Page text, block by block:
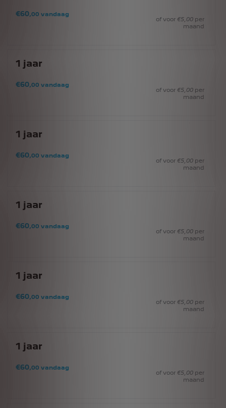
€60,00 vandaag
of voor €5,00 per
maand
1 jaar
€60,00 vandaag
of voor €5,00 per
maand
1 jaar
€60,00 vandaag
of voor €5,00 per
maand
1 jaar
€60,00 vandaag
of voor €5,00 per
maand
1 jaar
€60,00 vandaag
of voor €5,00 per
maand
1 jaar
€60,00 vandaag
of voor €5,00 per
maand